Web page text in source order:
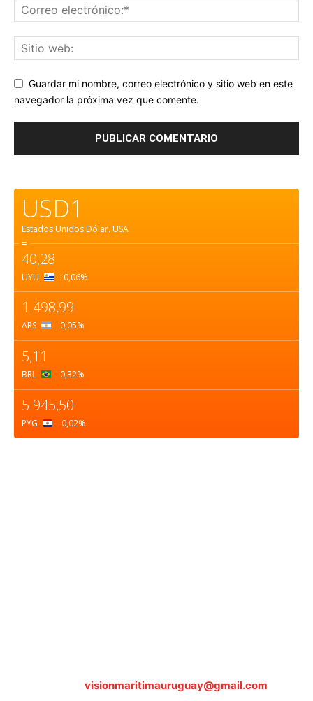
Guardar mi nombre, correo electrónico y sitio web en este
navegador la próxima vez que comente.
USD1
Estados Unidos Dólar. USA
=
40,28
UYU +0,06%
1.498,99
ARS –0,05%
5,11
BRL –0,32%
5.945,50
PYG –0,02%
visionmaritimauruguay@gmail.com